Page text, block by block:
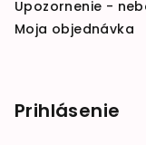
Upozornenie -
Moja objednávka
Prihlásenie